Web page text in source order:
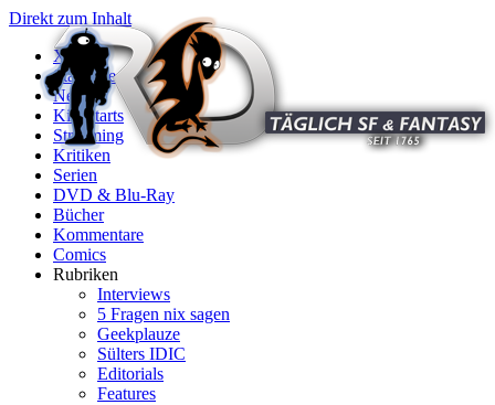
Direkt zum Inhalt
X
Startseite
News
Kinostarts
Streaming
Kritiken
Serien
DVD & Blu-Ray
Bücher
Kommentare
Comics
Rubriken
Interviews
5 Fragen nix sagen
Geekplauze
Sülters IDIC
Editorials
Features